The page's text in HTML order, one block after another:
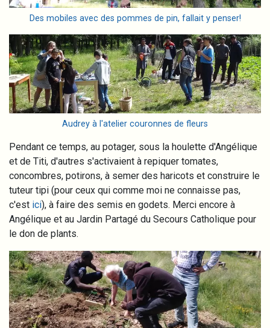
Des mobiles avec des pommes de pin, fallait y penser!
Image
Audrey à l'atelier couronnes de fleurs
Pendant ce temps, au potager, sous la houlette d'Angélique
et de Titi, d'autres s'activaient à repiquer tomates,
concombres, potirons, à semer des haricots et construire le
tuteur tipi (pour ceux qui comme moi ne connaisse pas,
c'est ici), à faire des semis en godets. Merci encore à
Angélique et au Jardin Partagé du Secours Catholique pour
le don de plants.
Image